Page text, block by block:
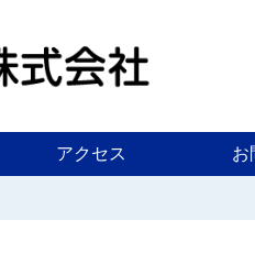
アクセス お